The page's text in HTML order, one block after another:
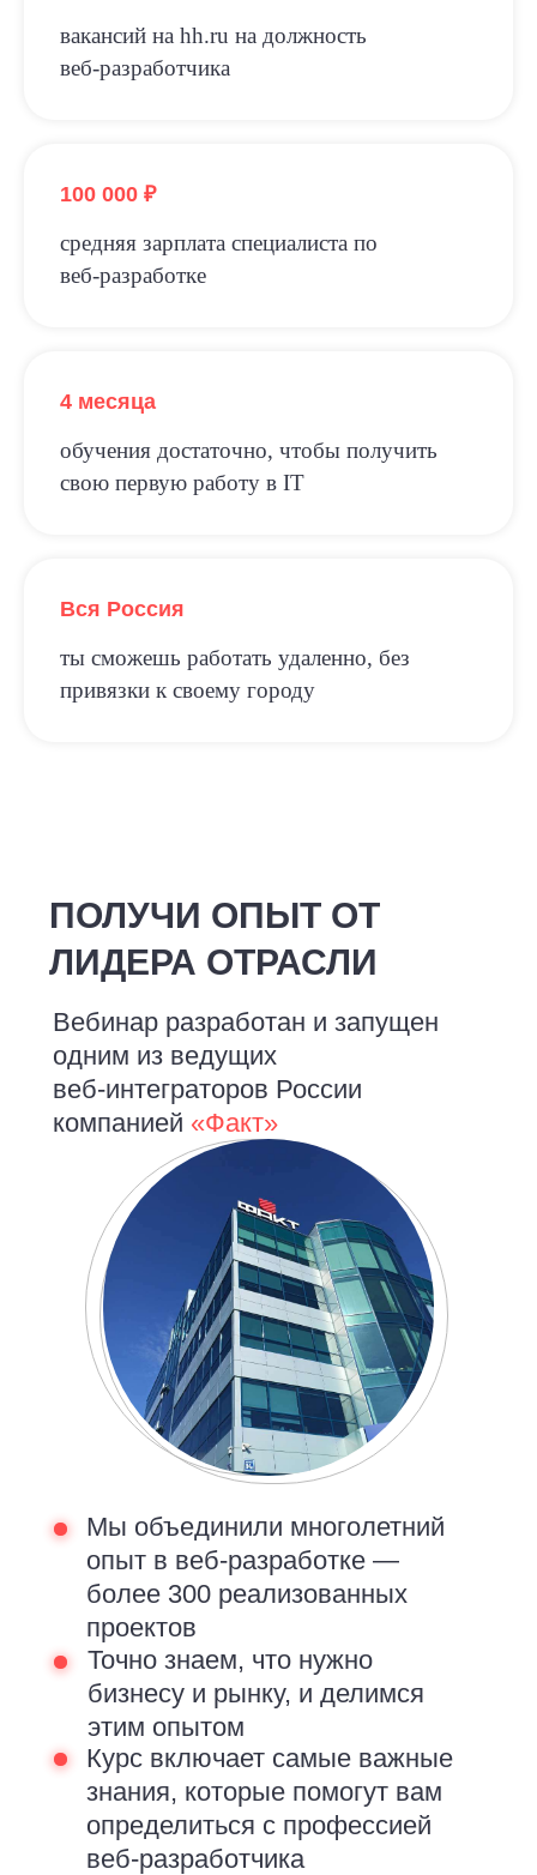
вакансий на hh.ru на должность
веб‑разработчика
100 000 ₽
средняя зарплата специалиста по
веб‑разработке
4 месяца
обучения достаточно, чтобы получить
свою первую работу в IT
Вся Россия
ты сможешь работать удаленно, без
привязки к своему городу
ПОЛУЧИ ОПЫТ ОТ
ЛИДЕРА ОТРАСЛИ
Мы объединили многолетний
опыт в веб-разработке —
более 300 реализованных
проектов
Точно знаем, что нужно
бизнесу и рынку, и делимся
этим опытом
Курс включает самые важные
знания, которые помогут вам
определиться с профессией
веб-разработчика
Вебинар разработан и запущен
одним из ведущих
веб‑интеграторов России
компанией «Факт»